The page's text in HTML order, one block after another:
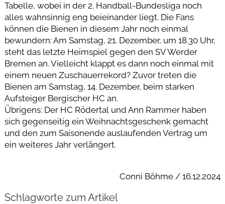
Tabelle, wobei in der 2. Handball-Bundesliga noch
alles wahnsinnig eng beieinander liegt. Die Fans
können die Bienen in diesem Jahr noch einmal
bewundern: Am Samstag, 21. Dezember, um 18.30 Uhr,
steht das letzte Heimspiel gegen den SV Werder
Bremen an. Vielleicht klappt es dann noch einmal mit
einem neuen Zuschauerrekord? Zuvor treten die
Bienen am Samstag, 14. Dezember, beim starken
Aufsteiger Bergischer HC an.
Übrigens: Der HC Rödertal und Ann Rammer haben
sich gegenseitig ein Weihnachtsgeschenk gemacht
und den zum Saisonende auslaufenden Vertrag um
ein weiteres Jahr verlängert.
Conni Böhme / 16.12.2024
Schlagworte zum Artikel